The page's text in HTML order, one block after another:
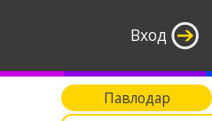
Вход
Павлодар
Поиск